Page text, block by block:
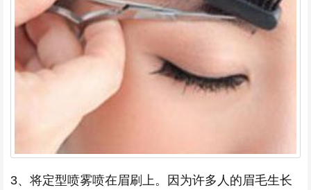
3、将定型喷雾喷在眉刷上。因为许多人的眉毛生长